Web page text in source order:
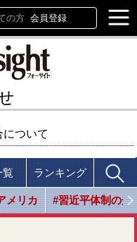
の方 会員登録
ついて
覧 ランキング
メリカ #習近平体制の光